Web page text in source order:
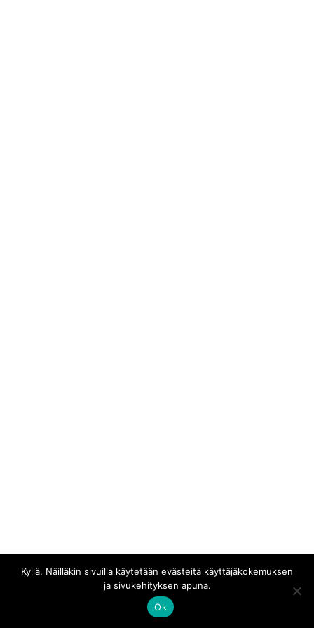
Kyllä. Näilläkin sivuilla käytetään evästeitä käyttäjäkokemuksen
ja sivukehityksen apuna.
Ok